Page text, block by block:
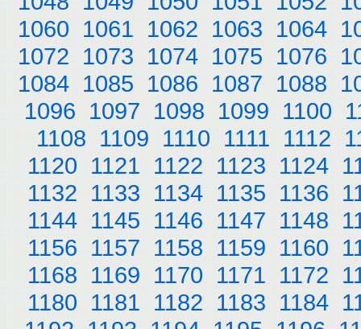
1060 1061 1062 1063 1064
1072 1073 1074 1075 1076
1084 1085 1086 1087 1088
1096 1097 1098 1099 1100
1108 1109 1110 1111 1112
1120 1121 1122 1123 1124
1132 1133 1134 1135 1136
1144 1145 1146 1147 1148
1156 1157 1158 1159 1160
1168 1169 1170 1171 1172
1180 1181 1182 1183 1184